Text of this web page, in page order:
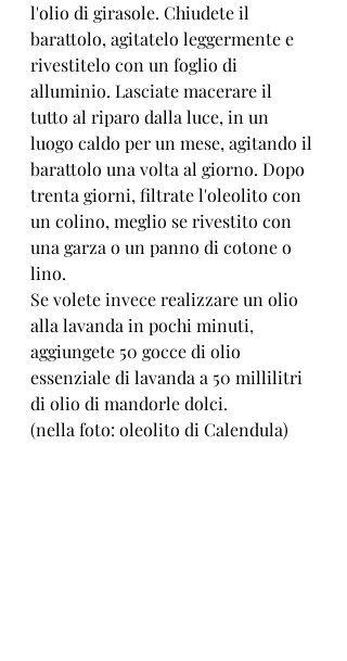
l'olio di girasole. Chiudete il
barattolo, agitatelo leggermente e
rivestitelo con un foglio di
alluminio. Lasciate macerare il
tutto al riparo dalla luce, in un
luogo caldo per un mese, agitando il
barattolo una volta al giorno. Dopo
trenta giorni, filtrate l'oleolito con
un colino, meglio se rivestito con
una garza o un panno di cotone o
lino.
Se volete invece realizzare un olio
alla lavanda in pochi minuti,
aggiungete 50 gocce di olio
essenziale di lavanda a 50 millilitri
di olio di mandorle dolci.
(nella foto: oleolito di Calendula)